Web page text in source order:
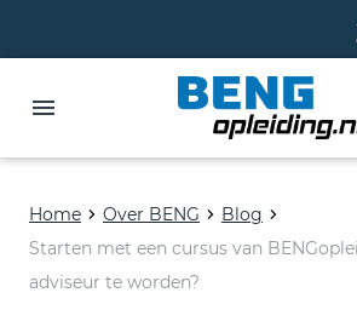
Home Over BENG
Blog
Starten met een cursus van
adviseur te worden?